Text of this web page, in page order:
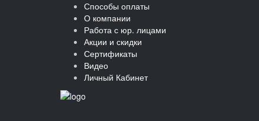
Способы оплаты
О компании
Работа с юр. лицами
Акции и скидки
Сертификаты
Видео
Личный Кабинет